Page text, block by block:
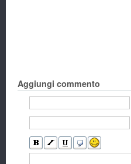
Aggiungi commento